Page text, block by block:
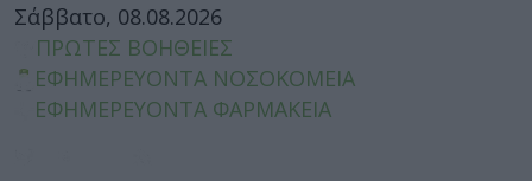
Σάββατο, 08.08.2026
ΠΡΩΤΕΣ ΒΟΗΘΕΙΕΣ
ΕΦΗΜΕΡΕΥΟΝΤΑ ΝΟΣΟΚΟΜΕΙΑ
ΕΦΗΜΕΡΕΥΟΝΤΑ ΦΑΡΜΑΚΕΙΑ